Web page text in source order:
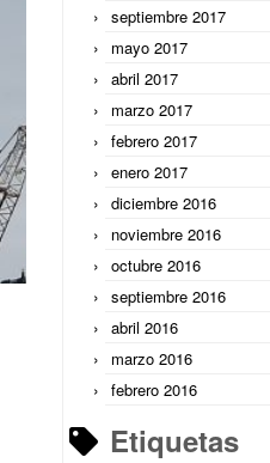
septiembre 2017
mayo 2017
abril 2017
marzo 2017
febrero 2017
enero 2017
diciembre 2016
noviembre 2016
octubre 2016
septiembre 2016
abril 2016
marzo 2016
febrero 2016
Etiquetas